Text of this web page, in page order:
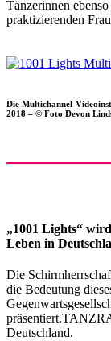
Tänzerinnen
praktizierenden
Die Multichannel-
2018 – © Foto Devon
„1001 Lights“
Leben in
Die
die Bedeutung
Deutschland.